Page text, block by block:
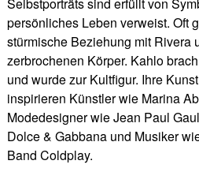
Selbstporträts sind erfüllt von
persönliches Leben verweist. Oft
stürmische Beziehung mit Rivera
zerbrochenen Körper. Kahlo
und wurde zur Kultfigur. Ihre
inspirieren Künstler wie Marina
Modedesigner wie Jean Paul
Dolce & Gabbana und Musiker
Band Coldplay.